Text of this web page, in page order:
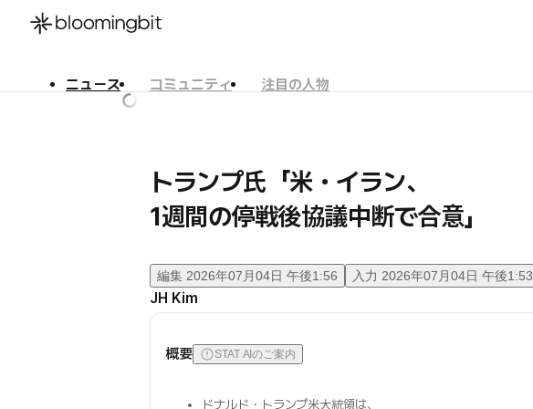
ニュース コミュニティ
注目の人物
トランプ氏「米・イラン、
1週間の停戦後協議中断で合意」
編集 2026年07月04日 午後1:56 入力 2026年07月04日 午後1:53
JH Kim
概要 STAT AIのご案内
ドナルド・トランプ米大統領は、